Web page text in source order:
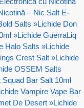
– Nic Salt E-
Salts »Lichide Don
»Lichide GuerraLiq
Halo Salts »Lichide
Crest Salt »Lichide
OSSEM Salts
Squad Bar Salt 10ml
Vampire Vape Bar
De Desert »Lichide